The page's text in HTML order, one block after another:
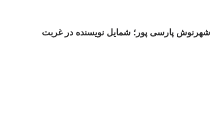
شهرنوش پارسی پور؛ شمایل نویسنده در غربت